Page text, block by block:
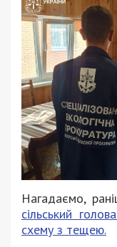
Нагадаємо,
сільський
схему з тещею.